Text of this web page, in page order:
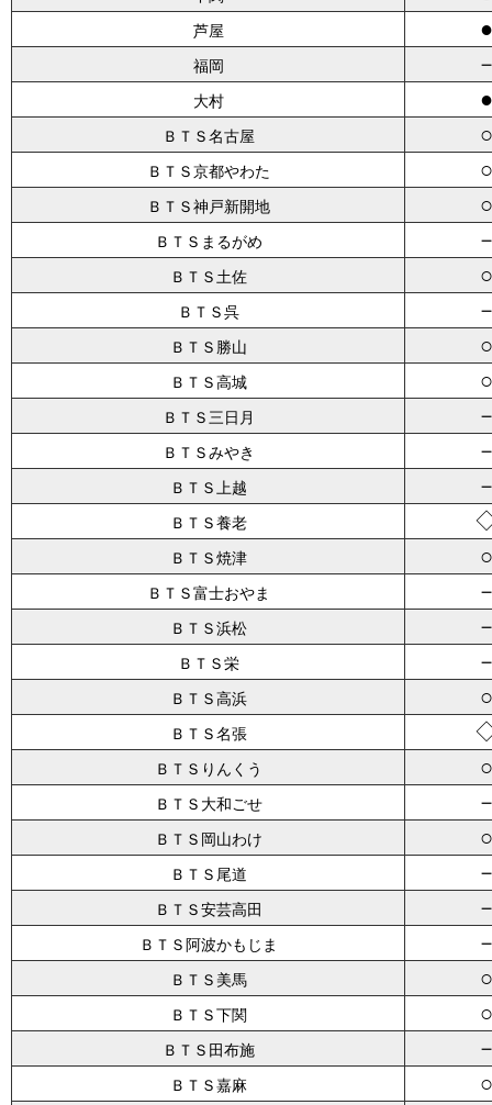
芦屋 ●
福岡
大村 ●
ＢＴＳ名古屋 ○
ＢＴＳ京都やわた ○
ＢＴＳ神戸新開地 ○
ＢＴＳまるがめ
ＢＴＳ土佐 ○
ＢＴＳ呉
ＢＴＳ勝山 ○
ＢＴＳ高城 ○
ＢＴＳ三日月
ＢＴＳみやき
ＢＴＳ上越
ＢＴＳ養老
ＢＴＳ焼津 ○
ＢＴＳ富士おやま
ＢＴＳ浜松
ＢＴＳ栄
ＢＴＳ高浜 ○
ＢＴＳ名張
ＢＴＳりんくう ○
ＢＴＳ大和ごせ
ＢＴＳ岡山わけ ○
ＢＴＳ尾道
ＢＴＳ安芸高田
ＢＴＳ阿波かもじま
ＢＴＳ美馬 ○
ＢＴＳ下関 ○
ＢＴＳ田布施
ＢＴＳ嘉麻 ○